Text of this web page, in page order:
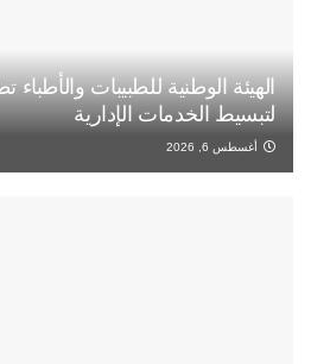
الهيئة الوطنية للطبيبات
لتبسيط الخدمات الإدارية
أغسطس 6, 2026